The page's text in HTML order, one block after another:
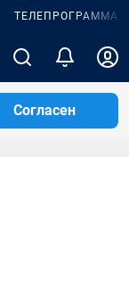
ТЕЛЕПРОГРАММА
Согласен